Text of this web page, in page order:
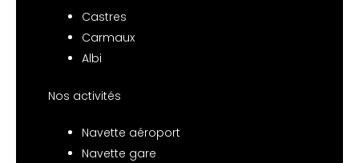
Castres
Carmaux
Albi
Nos activités
Navette aéroport
Navette gare